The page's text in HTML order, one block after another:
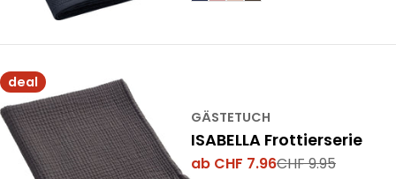
deal
GÄSTETUCH
ISABELLA Frottierserie
Verkaufspreis
ab CHF 7.96
Regulärer
CHF 9.95